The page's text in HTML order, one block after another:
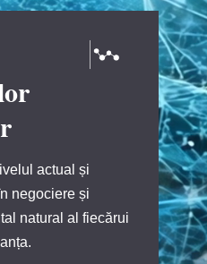
actual și
negociere și
natural al fiecărui